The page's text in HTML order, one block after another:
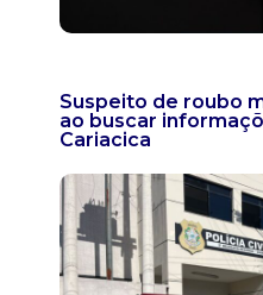
Suspeito de roubo
ao buscar
Cariacica